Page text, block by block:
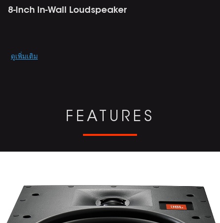
8-Inch In-Wall Loudspeaker
Promotions
ดูเพิ่มเติม
FEATURES